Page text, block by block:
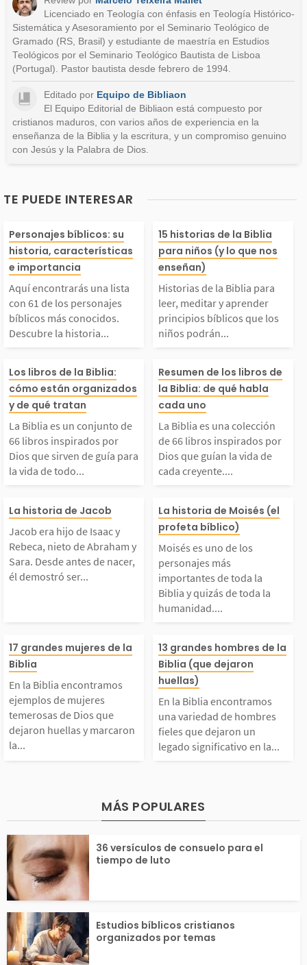
OtroLicenciado en Teología con énfasis en Teología Histórico-
Sistemática y Asesoramiento por el Seminario Teológico de
Gramado (RS, Brasil) y estudiante de maestría en Estudios
Teológicos por el Seminario Teológico Bautista de Lisboa
(Portugal). Pastor bautista desde febrero de 1994.
Editado por Equipo de Bibliaon
El Equipo Editorial de Bibliaon está compuesto por
cristianos maduros, con varios años de experiencia en la
enseñanza de la Biblia y la escritura, y un compromiso genuino
con Jesús y la Palabra de Dios.
TE PUEDE INTERESAR
encontrarás una
con 61 de los per
bíblicos más c
Descubre la
de ellos, quié
fueron y por qué s
importantes en la...
Personajes bíblicos: su
historia, características
e importancia
Aquí encontrarás una lista
con 61 de los personajes
bíblicos más conocidos.
Descubre la historia...
Historias de
para leer,
prender
licos que los
drán aplicar
rio vivir. 1. La
n 2. Adán y
15 historias de la Biblia
para niños (y lo que nos
enseñan)
Historias de la Biblia para
leer, meditar y aprender
principios bíblicos que los
niños podrán...
Biblia es un conjun
de 66 libros inspira
por Dios que sirve
de guía para la vida
todo creyente. Esos
fueron escritos
más de 40 person
Los libros de la Biblia:
cómo están organizados
y de qué tratan
La Biblia es un conjunto de
66 libros inspirados por
Dios que sirven de guía para
la vida de todo...
La Biblia es
ción de 66
rados por Dios
ían la vida de
eyente. Estos
eron escritos
de 40
n...
Resumen de los libros de
la Biblia: de qué habla
cada uno
La Biblia es una colección
de 66 libros inspirados por
Dios que guían la vida de
cada creyente....
era hijo de Isaa
y Rebeca, nieto de A
y Sara. Desde
de nacer, él dem
ser de naturalez
intrépida y decidid
sosteniendo el calc
La historia de Jacob
Jacob era hijo de Isaac y
Rebeca, nieto de Abraham y
Sara. Desde antes de nacer,
él demostró ser...
Moisés es uno
ersonajes más
antes de toda
a y quizás de
umanidad.
a Moisés
ara liberar al
o...
La historia de Moisés (el
profeta bíblico)
Moisés es uno de los
personajes más
importantes de toda la
Biblia y quizás de toda la
humanidad....
la Biblia encontra
ejemplos de muje
temerosas de Dios
dejaron huellas y
la diferenci
en su momento. Ella
actuaron conforme a
17 grandes mujeres de la
Biblia
En la Biblia encontramos
ejemplos de mujeres
temerosas de Dios que
dejaron huellas y marcaron
la...
En la Biblia
mos una
hombres fieles
aron un
Muchos de
n personajes
por su...
13 grandes hombres de la
Biblia (que dejaron
huellas)
En la Biblia encontramos
una variedad de hombres
fieles que dejaron un
legado significativo en la...
MÁS POPULARES
36 versículos de consuelo para el
tiempo de luto
Estudios bíblicos cristianos
organizados por temas